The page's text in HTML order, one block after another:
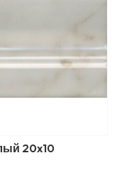
20x10